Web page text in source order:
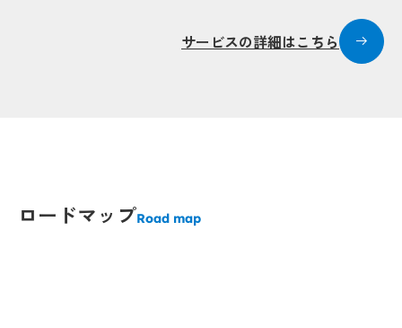
サービスの詳細はこちら
Road map
ロードマップ Popup
Popup